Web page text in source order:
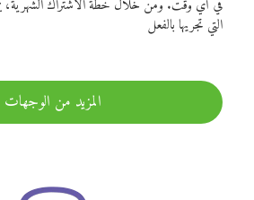
في أي وقت. ومن خلال خطة الاشتراك الشهرية،
التي تجريها بالفعل
المزيد من الوجهات